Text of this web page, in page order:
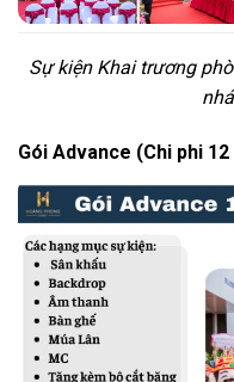
Sự kiện Khai trương
Gói Advance (Chi phi